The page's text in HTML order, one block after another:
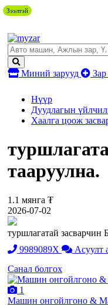
Миний зарууд
Нүүр
Дуудлагын
Хаалга цоож
тааруулна.
1.1 мянга ₮
2026-07-02
туршлагатай засварчин
9989089X
Асуулт
Санал болгох
1
Машин онгойлгоно &
Зээлтэй